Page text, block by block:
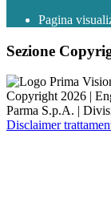
Pagina
Sezione
Copyright 2026 |
Parma S.p.A. |
Disclaimer